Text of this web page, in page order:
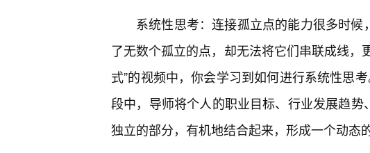
系统性思考：连接孤立点的能力很多时
了无数个孤立的点，却无法将它们串联成线，
式”的视频中，你会学习到如何进行系统性思
段中，导师将个人的职业目标、行业发展趋
独立的部分，有机地结合起来，形成一个动态